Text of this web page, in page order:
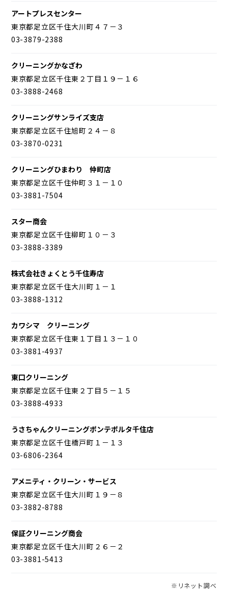
アートプレスセンター
東京都足立区千住大川町４７－３
03-3879-2388
クリーニングかなざわ
東京都足立区千住東２丁目１９－１６
03-3888-2468
クリーニングサンライズ支店
東京都足立区千住旭町２４－８
03-3870-0231
クリーニングひまわり 仲町店
東京都足立区千住仲町３１－１０
03-3881-7504
スター商会
東京都足立区千住柳町１０－３
03-3888-3389
株式会社きょくとう千住寿店
東京都足立区千住大川町１－１
03-3888-1312
カワシマ クリーニング
東京都足立区千住東１丁目１３－１０
03-3881-4937
東口クリーニング
東京都足立区千住東２丁目５－１５
03-3888-4933
うさちゃんクリーニングポンテポルタ千住店
東京都足立区千住橋戸町１－１３
03-6806-2364
アメニティ・クリーン・サービス
東京都足立区千住大川町１９－８
03-3882-8788
保証クリーニング商会
東京都足立区千住大川町２６－２
03-3881-5413
※リネット調べ